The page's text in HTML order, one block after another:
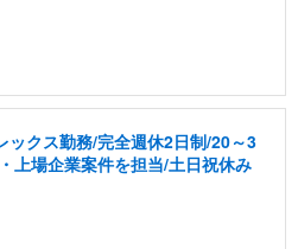
ックス勤務/完全週休2日制/20～3
上場企業案件を担当/土日祝休み